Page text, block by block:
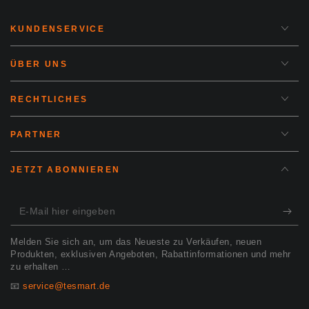
KUNDENSERVICE
ÜBER UNS
RECHTLICHES
PARTNER
JETZT ABONNIEREN
E-
Mail
hier
eingeben
Melden Sie sich an, um das Neueste zu Verkäufen, neuen
Produkten, exklusiven Angeboten, Rabattinformationen und mehr
zu erhalten …
📧 service@tesmart.de